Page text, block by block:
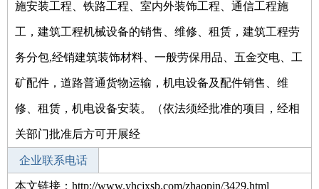
施安装工程、铁路工程、室内外装饰工程、通信工程施
工，建筑工程机械设备的销售、维修、租赁，建筑工程劳
务分包,经销建筑装饰材料、一般劳保用品、五金交电、工
矿配件，道路普通货物运输，机电设备及配件销售、维
修、租赁，机电设备安装。（依法须经批准的项目，经相
关部门批准后方可开展经
企业联系电话
本文链接：http://www.yhcjxsb.com/zhaopin/3429.html